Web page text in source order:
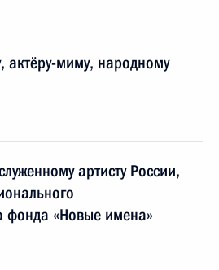
актёру-миму, народному
артисту России,
фонда «Новые имена»